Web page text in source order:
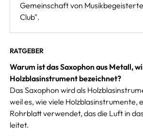
Gemeinschaft von
Club".
RATGEBER
Warum ist das Saxophon aus Metall,
Holzblasinstrument bezeichnet?
Das Saxophon wird als
weil es, wie viele Holzblasinstrumente,
Rohrblatt verwendet, das die Luft in
leitet.